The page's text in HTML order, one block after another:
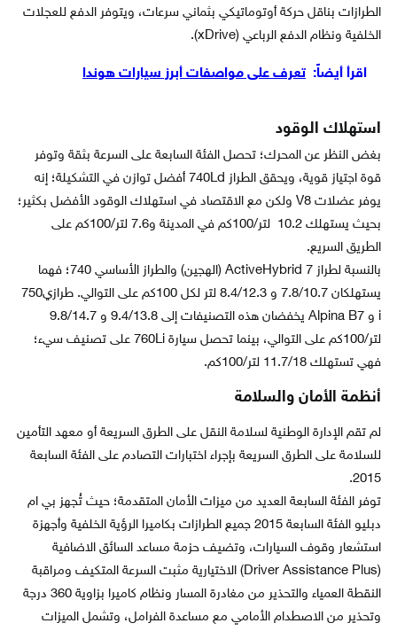
الطرازات بناقل حركة أوتوماتيكي بثماني سرعات، ويتوفر الدفع للعجلات
الخلفية ونظام الدفع الرباعي (xDrive).
اقرأ أيضاً: تعرف على مواصفات أبرز سيارات هوندا
استهلاك الوقود
بغض النظر عن المحرك؛ تحصل الفئة السابعة على السرعة بثقة وتوفر
قوة اجتياز قوية، ويحقق الطراز 740Ld أفضل توازن في التشكيلة؛ إنه
يوفر عضلات V8 ولكن مع الاقتصاد في استهلاك الوقود الأفضل بكثير؛
بحيث يستهلك 10.2 لتر/100كم في المدينة و7.6 لتر/100كم على
الطريق السريع.
بالنسبة لطراز ActiveHybrid 7 (الهجين) والطراز الأساسي 740؛ فهما
يستهلكان 7.8/10.7 و 8.4/12.3 لتر لكل 100كم على التوالي. طرازي750
i و Alpina B7 يخفضان هذه التصنيفات إلى 9.4/13.8 و 9.8/14.7
لتر/100كم على التوالي، بينما تحصل سيارة 760Li على تصنيف سيء؛
فهي تستهلك 11.7/18 لتر/100كم.
أنظمة الأمان والسلامة
لم تقم الإدارة الوطنية لسلامة النقل على الطرق السريعة أو معهد التأمين
للسلامة على الطرق السريعة بإجراء اختبارات التصادم على الفئة السابعة
2015.
توفر الفئة السابعة العديد من ميزات الأمان المتقدمة؛ حيث تُجهز بي ام
دبليو الفئة السابعة 2015 جميع الطرازات بكاميرا الرؤية الخلفية وأجهزة
استشعار وقوف السيارات، وتضيف حزمة مساعد السائق الاضافية
(Driver Assistance Plus) الاختيارية مثبت السرعة المتكيف ومراقبة
النقطة العمياء والتحذير من مغادرة المسار ونظام كاميرا بزاوية 360 درجة
وتحذير من الاصطدام الأمامي مع مساعدة الفرامل، وتشمل الميزات